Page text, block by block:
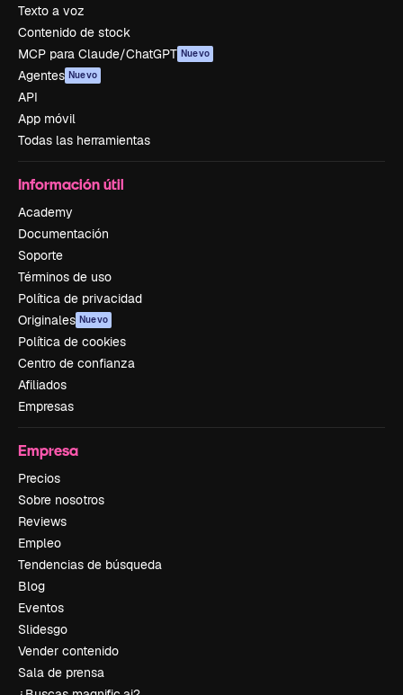
Texto a voz
Contenido de stock
MCP para Claude/ChatGPT Nuevo
Agentes Nuevo
API
App móvil
Todas las herramientas
Información útil
Academy
Documentación
Soporte
Términos de uso
Política de privacidad
Originales Nuevo
Política de cookies
Centro de confianza
Afiliados
Empresas
Empresa
Precios
Sobre nosotros
Reviews
Empleo
Tendencias de búsqueda
Blog
Eventos
Slidesgo
Vender contenido
Sala de prensa